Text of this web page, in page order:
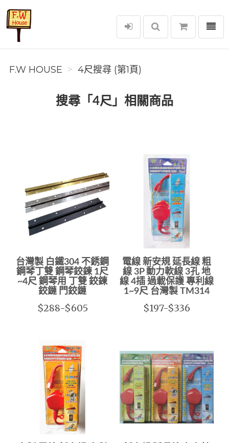
F.W House
選單
F.W HOUSE 4尺搜尋 (第1頁)
搜尋「4尺」相關商品
台灣製 白鐵304 不銹鋼
鋼琴丁雙 鋼琴鉸鍊 1尺
~4尺 鋼琴用 丁雙 鉸鍊
鉸鏈 門鉸鏈
$288-$605
電線 新安規 延長線 粗
線 3P 動力軟線 3孔 地
線 4插 過載保護 專利線
1~9尺 台灣製 TM314
$197-$336